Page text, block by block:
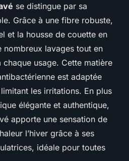
se distingue par sa
Grâce à une fibre robuste,
et la housse de couette en
nombreux lavages tout en
usage. Cette matière
est adaptée
les irritations. En plus
élégante et authentique,
apporte une sensation de
l’hiver grâce à ses
idéale pour toutes